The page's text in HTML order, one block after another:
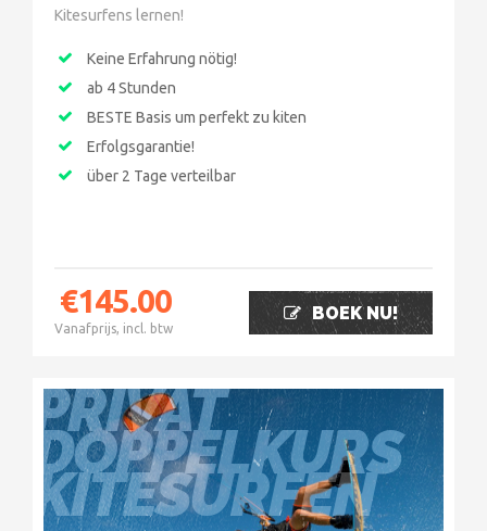
Kitesurfens lernen!
Keine Erfahrung nötig!
ab 4 Stunden
BESTE Basis um perfekt zu kiten
Erfolgsgarantie!
über 2 Tage verteilbar
€145.00
Vanafprijs, incl. btw
BOEK NU!
PRIVAT
DOPPELKURS
KITESURFEN